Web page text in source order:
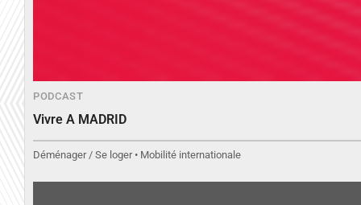
PODCAST
Vivre A MADRID
Déménager / Se loger • Mobilité internationale